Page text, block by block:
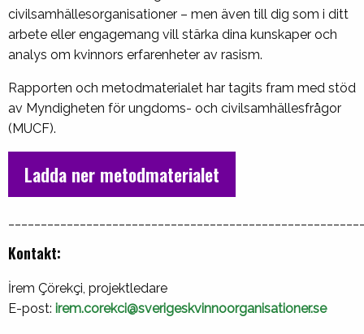
civilsamhällesorganisationer – men även till dig som i ditt
arbete eller engagemang vill stärka dina kunskaper och
analys om kvinnors erfarenheter av rasism.
Rapporten och metodmaterialet har tagits fram med stöd
av Myndigheten för ungdoms- och civilsamhällesfrågor
(MUCF).
Ladda ner metodmaterialet
Kontakt:
İrem Çörekçi, projektledare
E-post: irem.corekci@sverigeskvinnoorganisationer.se